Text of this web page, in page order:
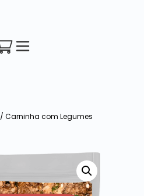
/ Carninha com Legumes